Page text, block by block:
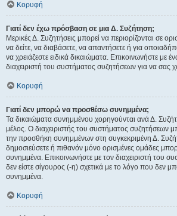
Κορυφή
Γιατί δεν έχω πρόσβαση σε μια Δ. Συζήτηση;
Μερικές Δ. Συζητήσεις μπορεί να περιορίζονται σε
να δείτε, να διαβάσετε, να απαντήσετε ή για
να χρειάζεστε ειδικά δικαιώματα. Επικοινωνήστε με
διαχειριστή του συστήματος συζητήσεων για να σας
Κορυφή
Γιατί δεν μπορώ να προσθέσω συνημμένα;
Τα δικαιώματα συνημμένου χορηγούνται ανά Δ.
μέλος. Ο διαχειριστής του συστήματος συζητήσεων
την προσθήκη συνημμένων στη συγκεκριμένη Δ.
δημοσιεύσετε ή πιθανόν μόνο ορισμένες ομάδες
συνημμένα. Επικοινωνήστε με τον διαχειριστή του
δεν είστε σίγουρος (-η) σχετικά με το λόγο που δεν
συνημμένα.
Κορυφή